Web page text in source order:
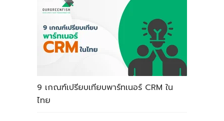
9 เกณฑ์เปรียบเทียบพาร์ทเนอร์ CRM ใน
ไทย